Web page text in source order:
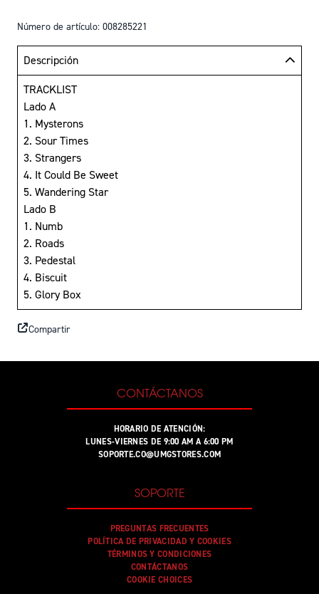
Número de artículo: 008285221
Descripción
TRACKLIST
Lado A
1. Mysterons
2. Sour Times
3. Strangers
4. It Could Be Sweet
5. Wandering Star
Lado B
1. Numb
2. Roads
3. Pedestal
4. Biscuit
5. Glory Box
Compartir
CONTÁCTANOS
HORARIO DE ATENCIÓN:
LUNES-VIERNES DE 9:00 AM A 6:00 PM
SOPORTE.CO@UMGSTORES.COM
SOPORTE
PREGUNTAS FRECUENTES
POLÍTICA DE PRIVACIDAD Y COOKIES
TÉRMINOS Y CONDICIONES
CONTÁCTANOS
COOKIE CHOICES